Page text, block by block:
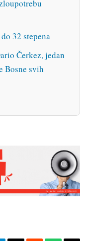
32 stepena
Čerkez, jedan
Bosne svih